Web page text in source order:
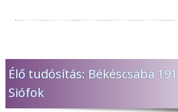
Élő tudósítás: Békéscsaba
Siófok